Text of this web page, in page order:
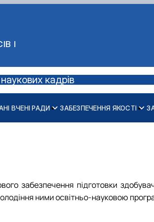
І
кадрів
Спеціальності, освітньо-
ВЧЕНІ РАДИ ЗАБЕЗПЕЧЕННЯ ЯКОСТІ
забезпечення підготовки
ними освітньо-науковою